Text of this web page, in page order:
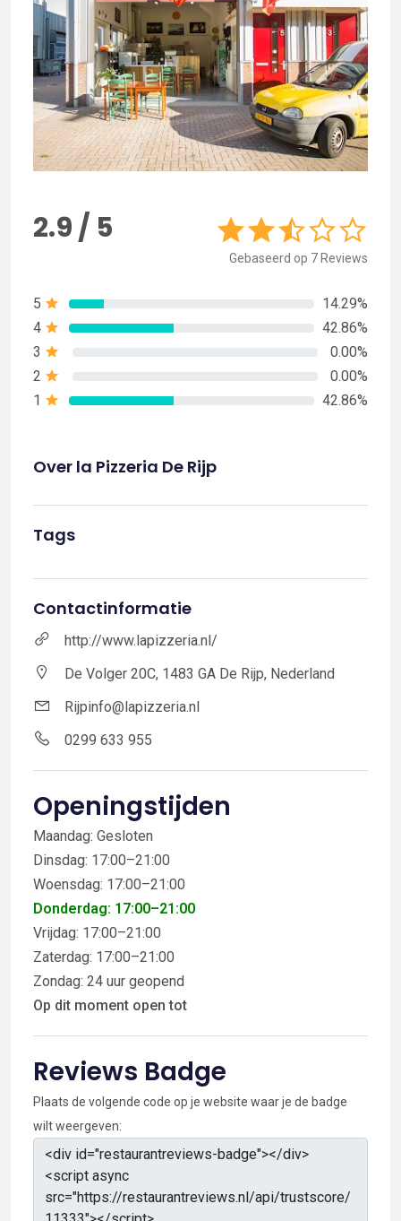
2.9 / 5
Gebaseerd op 7 Reviews
5
14.29%
4
42.86%
3
0.00%
2
0.00%
1
42.86%
Over la Pizzeria De Rijp
Tags
Contactinformatie
http://www.lapizzeria.nl/
De Volger 20C, 1483 GA De Rijp, Nederland
Rijpinfo@lapizzeria.nl
0299 633 955
Openingstijden
Maandag: Gesloten
Dinsdag: 17:00–21:00
Woensdag: 17:00–21:00
Donderdag: 17:00–21:00
Vrijdag: 17:00–21:00
Zaterdag: 17:00–21:00
Zondag: 24 uur geopend
Op dit moment open tot
Reviews Badge
Plaats de volgende code op je website waar je de badge
wilt weergeven: